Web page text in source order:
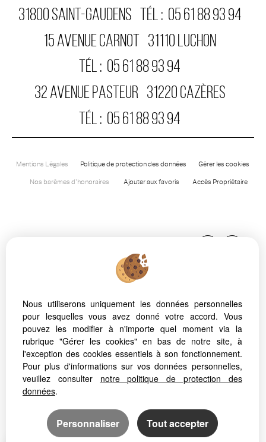
31800SAINT-GAUDENS TÉL : 05 61 88 93 94
15 AVENUE CARNOT 31110 LUCHON
TÉL : 05 61 88 93 94
32 AVENUE PASTEUR 31220CAZÈRES
TÉL : 05 61 88 93 94
Mentions Légales Politique de protection des données Gérer les cookies
Nos barèmes d'honoraires Ajouter aux favoris Accès Propriétaire
Afin de vous offrir un confort de lecture permanent, depuis
votre PC, votre tablette ou votre smartphone, notre site
s’adapte automatiquement aux différents types d'écrans
Création site internet
Référencement site immobilier
Nous utiliserons uniquement les données personnelles
pour lesquelles vous avez donné votre accord. Vous
pouvez les modifier à n'importe quel moment via la
rubrique "Gérer les cookies" en bas de notre site, à
l'exception des cookies essentiels à son fonctionnement.
Pour plus d'informations sur vos données personnelles,
veuillez consulter notre politique de protection des
données.
Personnaliser Tout accepter